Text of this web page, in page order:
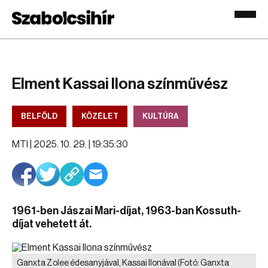
Elment Kassai Ilona színművész
BELFÖLD KÖZÉLET KULTÚRA
MTI | 2025. 10. 29. | 19:35:30
1961-ben Jászai Mari-díjat, 1963-ban Kossuth-
díjat vehetett át.
Ganxta Zolee édesanyjával, Kassai Ilonával (Fotó: Ganxta